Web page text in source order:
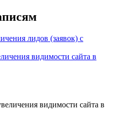
лидов (заявок) с
видимости сайта в